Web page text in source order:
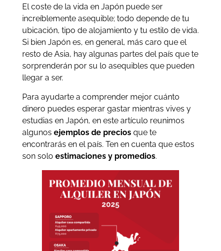
El coste de la vida en Japón puede ser
increíblemente asequible; todo depende de tu
ubicación, tipo de alojamiento y tu estilo de vida.
Si bien Japón es, en general, más caro que el
resto de Asia, hay algunas partes del país que te
sorprenderán por su lo asequibles que pueden
llegar a ser.
Para ayudarte a comprender mejor cuánto
dinero puedes esperar gastar mientras vives y
estudias en Japón, en este artículo reunimos
algunos ejemplos de preciosque te
encontrarás en el país. Ten en cuenta que estos
son solo estimaciones y promedios.